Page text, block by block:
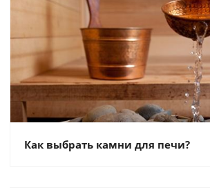
Как выбрать камни для печи?